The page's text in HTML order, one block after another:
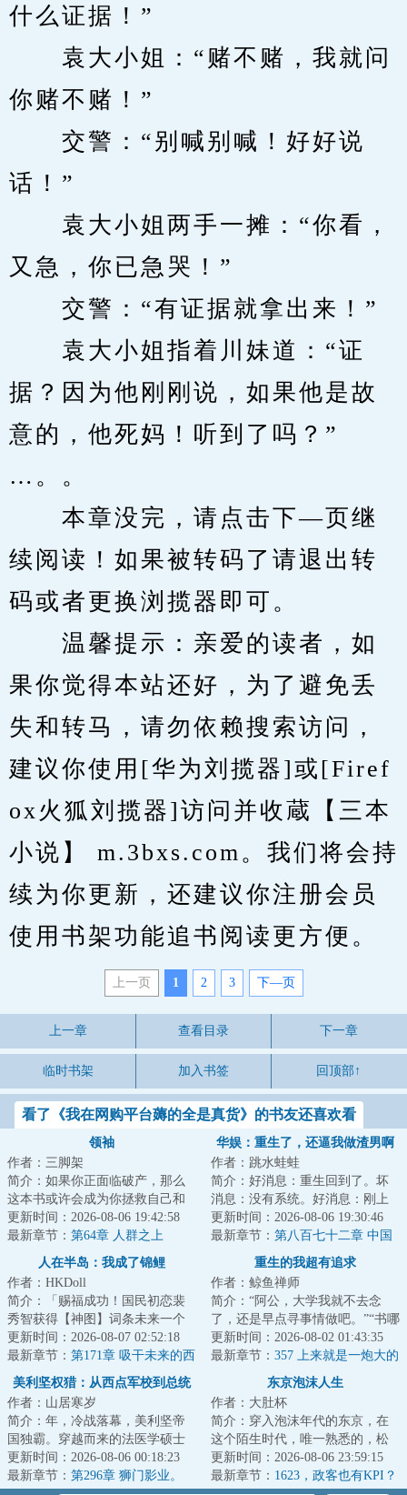
什么证据！”
袁大小姐：“赌不赌，我就问
你赌不赌！”
交警：“别喊别喊！好好说
话！”
袁大小姐两手一摊：“你看，
又急，你已急哭！”
交警：“有证据就拿出来！”
袁大小姐指着川妹道：“证
据？因为他刚刚说，如果他是故
意的，他死妈！听到了吗？”
…。。
本章没完，请点击下—页继
续阅读！如果被转码了请退出转
码或者更换浏揽器即可。
温馨提示：亲爱的读者，如
果你觉得本站还好，为了避免丢
失和转马，请勿依赖搜索访问，
建议你使用[华为刘揽器]或[Firef
ox火狐刘揽器]访问并收蔵【三本
小说】 m.3bxs.com。我们将会持
续为你更新，还建议你注册会员
使用书架功能追书阅读更方便。
上一页 1 2 3 下—页
上一章 查看目录 下一章
临时书架 加入书签 回顶部↑
看了《我在网购平台薅的全是真货》的书友还喜欢看
领袖
作者：三脚架
简介：如果你正面临破产，那么
这本书或许会成为你拯救自己和
家庭的指导手册。---...
更新时间：2026-08-06 19:42:58
最新章节： 第64章 人群之上
华娱：重生了，还逼我做渣男啊
作者：跳水蛙蛙
简介：好消息：重生回到了。坏
消息：没有系统。好消息：刚上
高三。坏消息：统考分数。好消
息：家里挺有钱...
更新时间：2026-08-06 19:30:46
最新章节： 第八百七十二章 中国
版《2001太空漫游》
人在半岛：我成了锦鲤
作者：HKDoll
简介：「赐福成功！国民初恋裴
秀智获得【神图】词条未来一个
月镜头表现力max，直拍神图出圈
概率暴涨！」...
更新时间：2026-08-07 02:52:18
最新章节： 第171章 吸干未来的西
蒙斯门徒计划
重生的我超有追求
作者：鲸鱼禅师
简介：“阿公，大学我就不去念
了，还是早点寻事情做吧。”“书哪
能不念？做人要有追求，念了大
学，就有机...
更新时间：2026-08-02 01:43:35
最新章节： 357 上来就是一炮大的
美利坚权猎：从西点军校到总统
作者：山居寒岁
简介：年，冷战落幕，美利坚帝
国独霸。穿越而来的法医学硕士
卢克，正懵逼的站在西点军校的
阅兵场上。本想...
更新时间：2026-08-06 00:18:23
最新章节： 第296章 狮门影业。
东京泡沫人生
作者：大肚杯
简介：穿入泡沫年代的东京，在
这个陌生时代，唯一熟悉的，松
田圣子、中森明菜、工藤静
香.........
更新时间：2026-08-06 23:59:15
最新章节： 1623，政客也有KPI？